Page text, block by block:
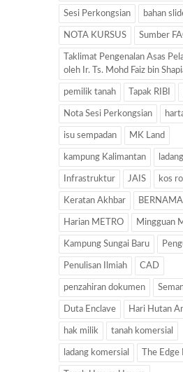
Sesi Perkongsian bahan
NOTA KURSUS Sumber
Taklimat Pengenalan Asas
oleh Ir. Ts. Mohd Faiz bin
pemilik tanah Tapak RIBI
Nota Sesi Perkongsian
isu sempadan MK Land
kampung Kalimantan
Infrastruktur JAIS kos
Keratan Akhbar BERNAMA
Harian METRO Mingguan
Kampung Sungai Baru
Penulisan Ilmiah CAD
penzahiran dokumen
Duta Enclave Hari Hutan
hak milik tanah komersial
ladang komersial The